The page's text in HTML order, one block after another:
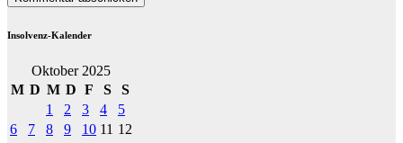
Insolvenz-Kalender
Oktober 2025
M D M D F S
S
1
2 3 4
5
6
7 8 9 10 11 12